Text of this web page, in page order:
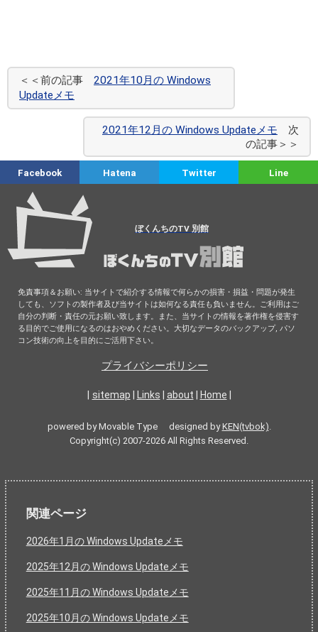
＜＜前の記事 2021年10月の Windows
Updateメモ
2021年12月の Windows Updateメモ 次
の記事＞＞
Facebook Hatena Twitter Line
ぼくんちのTV 別館
免責事項＆お願い: 当サイトで紹介する情報で何らかの損害・損益・問題が発生
しても、ソフトの製作者及び当サイトは如何なる責任も負いません。ご利用はご
自分の判断・責任の元お願い致します。また、当サイトの情報を著作権を侵害す
る目的でご使用になるのはおやめください。大切なデータのバックアップ, パソ
コン技術の向上を目的にご活用下さい。
プライバシーポリシー
sitemap Links about Home
powered by Movable Type designed byKEN(tvbok).
Copyright(c) 2007-2026 All Rights Reserved.
関連ページ
2026年1月の Windows Updateメモ
2025年12月の Windows Updateメモ
2025年11月の Windows Updateメモ
2025年10月の Windows Updateメモ